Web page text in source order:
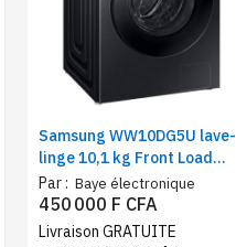
Samsung WW10DG5U lave-
linge 10,1 kg Front Load
noir – Machine à Laver
chargement frontal, Wi-Fi
AI Ecobubble
Par : Baye électronique
450 000 F CFA
Livraison GRATUITE